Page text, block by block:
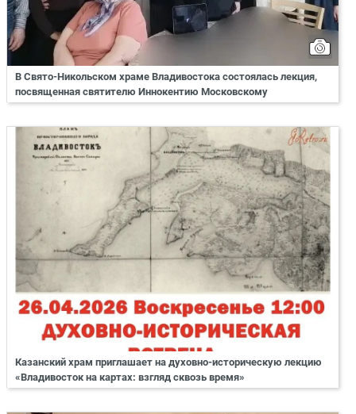
В Свято-Никольском храме Владивостока состоялась лекция,
посвященная святителю Иннокентию Московскому
Казанский храм приглашает на духовно-историческую лекцию
«Владивосток на картах: взгляд сквозь время»